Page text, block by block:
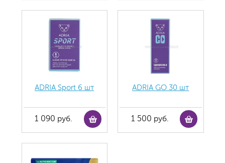
ADRIA Sport 6 шт
1 090 руб.
ADRIA GO 30 шт
1 500 руб.